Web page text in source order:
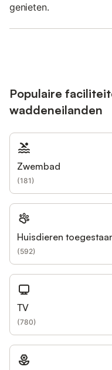
genieten.
Populaire
waddeneilanden
Zwembad
(181)
Huisdieren
(592)
TV
(780)